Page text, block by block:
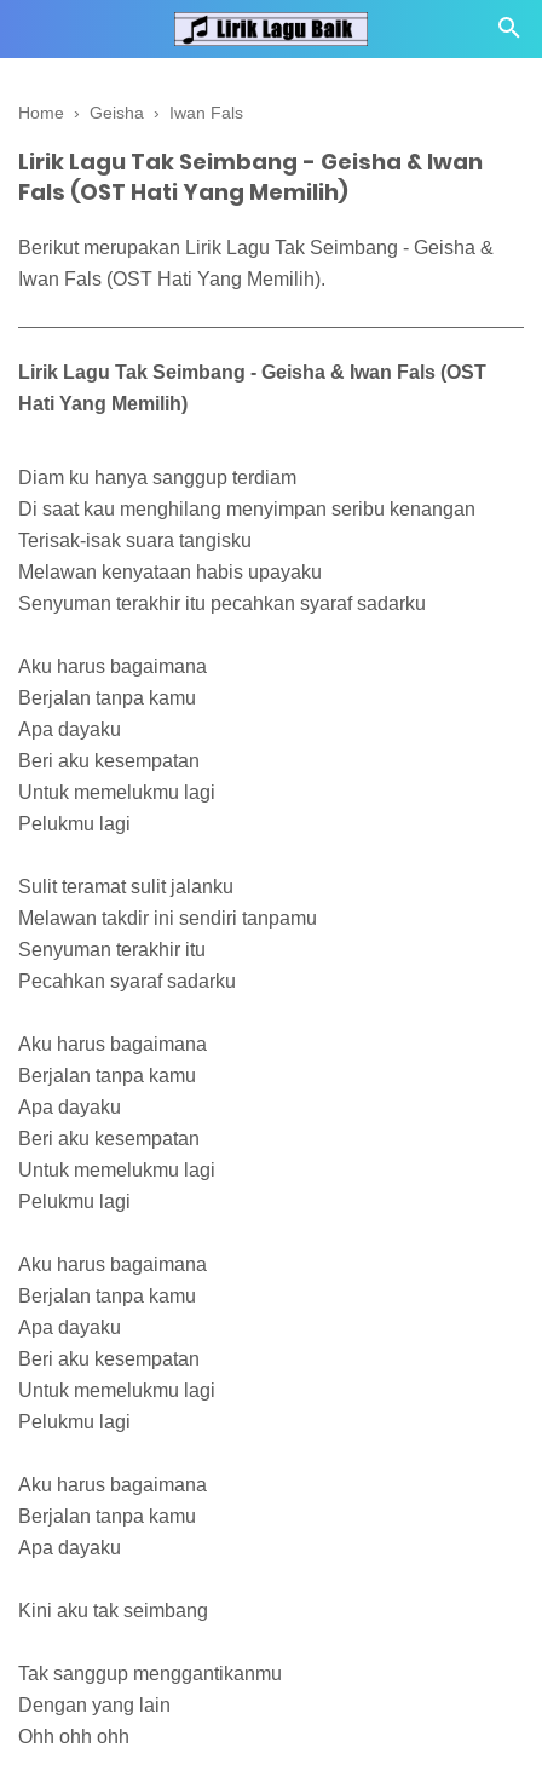
Home › Geisha › Iwan Fals
Lirik Lagu Tak Seimbang - Geisha & Iwan
Fals (OST Hati Yang Memilih)
Berikut merupakan Lirik Lagu Tak Seimbang - Geisha &
Iwan Fals (OST Hati Yang Memilih).
Lirik Lagu Tak Seimbang - Geisha & Iwan Fals (OST
Hati Yang Memilih)
Diam ku hanya sanggup terdiam
Di saat kau menghilang menyimpan seribu kenangan
Terisak-isak suara tangisku
Melawan kenyataan habis upayaku
Senyuman terakhir itu pecahkan syaraf sadarku
Aku harus bagaimana
Berjalan tanpa kamu
Apa dayaku
Beri aku kesempatan
Untuk memelukmu lagi
Pelukmu lagi
Sulit teramat sulit jalanku
Melawan takdir ini sendiri tanpamu
Senyuman terakhir itu
Pecahkan syaraf sadarku
Aku harus bagaimana
Berjalan tanpa kamu
Apa dayaku
Beri aku kesempatan
Untuk memelukmu lagi
Pelukmu lagi
Aku harus bagaimana
Berjalan tanpa kamu
Apa dayaku
Beri aku kesempatan
Untuk memelukmu lagi
Pelukmu lagi
Aku harus bagaimana
Berjalan tanpa kamu
Apa dayaku
Kini aku tak seimbang
Tak sanggup menggantikanmu
Dengan yang lain
Ohh ohh ohh